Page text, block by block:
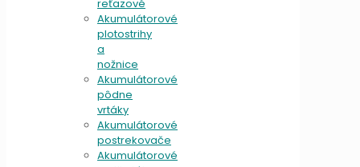
reťazové
Akumulátorové
plotostrihy
a
nožnice
Akumulátorové
pôdne
vrtáky
Akumulátorové
postrekovače
Akumulátorové